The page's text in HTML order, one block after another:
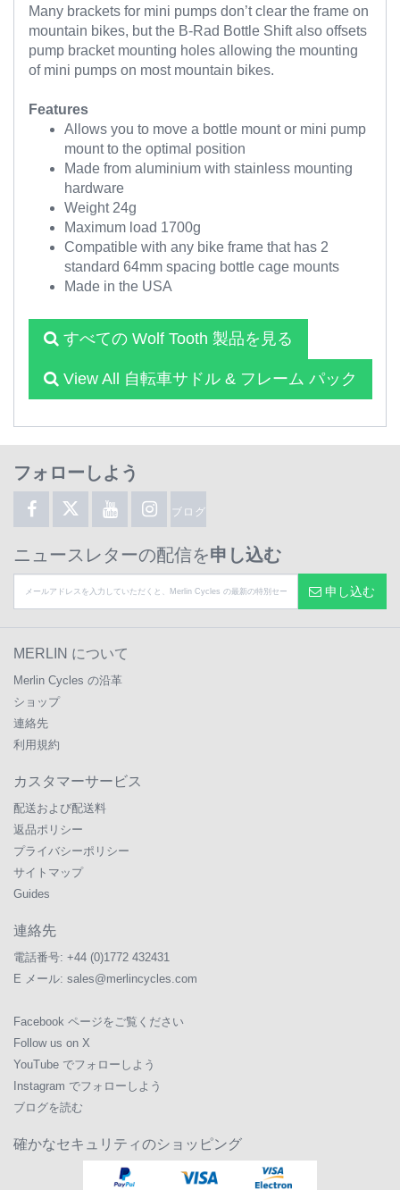
Many brackets for mini pumps don’t clear the frame on
mountain bikes, but the B-Rad Bottle Shift also offsets
pump bracket mounting holes allowing the mounting
of mini pumps on most mountain bikes.
Features
Allows you to move a bottle mount or mini pump
mount to the optimal position
Made from aluminium with stainless mounting
hardware
Weight 24g
Maximum load 1700g
Compatible with any bike frame that has 2
standard 64mm spacing bottle cage mounts
Made in the USA
すべての Wolf Tooth 製品を見る
View All 自転車サドル & フレーム パック
フォローしよう
ブログ
ニュースレターの配信を申し込む
申し込む
MERLIN について
Merlin Cycles の沿革
ショップ
連絡先
利用規約
カスタマーサービス
配送および配送料
返品ポリシー
プライバシーポリシー
サイトマップ
Guides
連絡先
電話番号: +44 (0)1772 432431
E メール: sales@merlincycles.com
Facebook ページをご覧ください
Follow us on X
YouTube でフォローしよう
Instagram でフォローしよう
ブログを読む
確かなセキュリティのショッピング